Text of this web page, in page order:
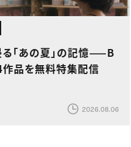
「あの夏」の記憶——B
品を無料特集配信
2026.08.06